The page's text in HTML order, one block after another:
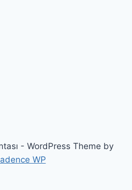
- WordPress Theme by
WP